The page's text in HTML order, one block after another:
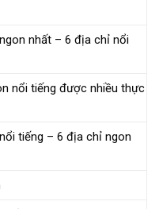
nhất – 6 địa chỉ nổi
nổi tiếng được nhiều thực
tiếng – 6 địa chỉ ngon